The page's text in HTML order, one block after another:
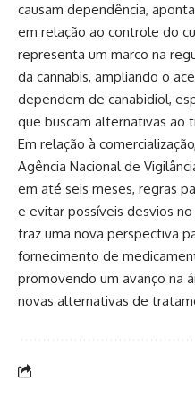
causam dependência,
em relação ao controle do
representa um marco na
da cannabis, ampliando o
dependem de canabidiol,
que buscam alternativas ao
Em relação à
Agência Nacional de
em até seis meses, regras
e evitar possíveis desvios
traz uma nova perspectiva
fornecimento de
promovendo um avanço na
novas alternativas de